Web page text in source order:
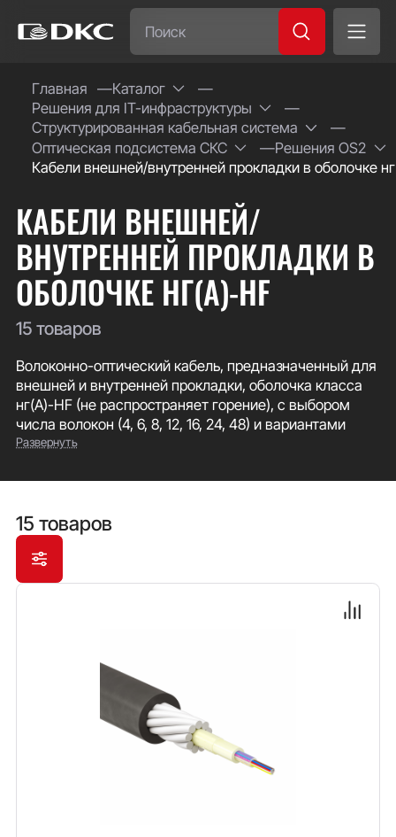
Главная
Каталог
Решения для IT-инфраструктуры
Структурированная кабельная система
Оптическая подсистема СКС
Решения ОS2
Кабели внешней/внутренней прокладки в оболочке
КАБЕЛИ ВНЕШНЕЙ/
ВНУТРЕННЕЙ ПРОКЛАДКИ В
ОБОЛОЧКЕ НГ(А)-HF
15 товаров
Волоконно-оптический кабель, предназначенный для
внешней и внутренней прокладки, оболочка класса
нг(А)-HF (не распространяет горение), с выбором
числа волокон (4, 6, 8, 12, 16, 24, 48) и вариантами
бронирования. Кабель может прокладываться в
тоннелях, коллекторах, по мостам и эстакадам,
изготовлена из безгалогенного малодымного
компаунда, устойчива к воздействию УФ.
Развернуть
15 товаров
Часто ищут:
Специсполнение